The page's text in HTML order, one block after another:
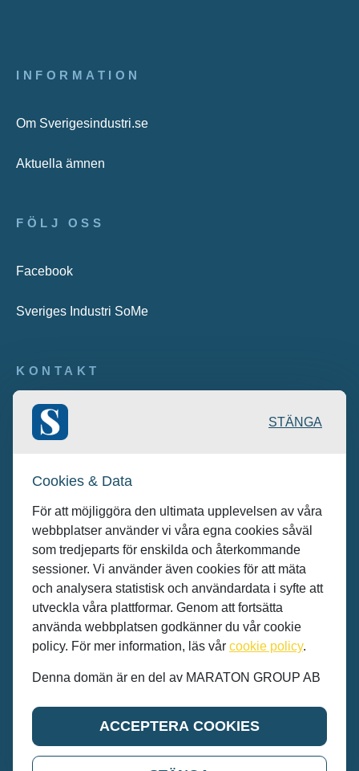
INFORMATION
Om Sverigesindustri.se
Aktuella ämnen
KONTAKT
Publicering: desk@maratongroup.com
FÖLJ OSS
Facebook
Sveriges Industri SoMe
© MARATON GROUP AB 2022
STÄNGA
Cookies & Data
För att möjliggöra den ultimata upplevelsen av våra
webbplatser använder vi våra egna cookies såväl
som tredjeparts för enskilda och återkommande
sessioner. Vi använder även cookies för att mäta
och analysera statistisk och användardata i syfte att
utveckla våra plattformar. Genom att fortsätta
använda webbplatsen godkänner du vår cookie
policy. För mer information, läs vår cookie policy.
Denna domän är en del av MARATON GROUP AB
ACCEPTERA COOKIES